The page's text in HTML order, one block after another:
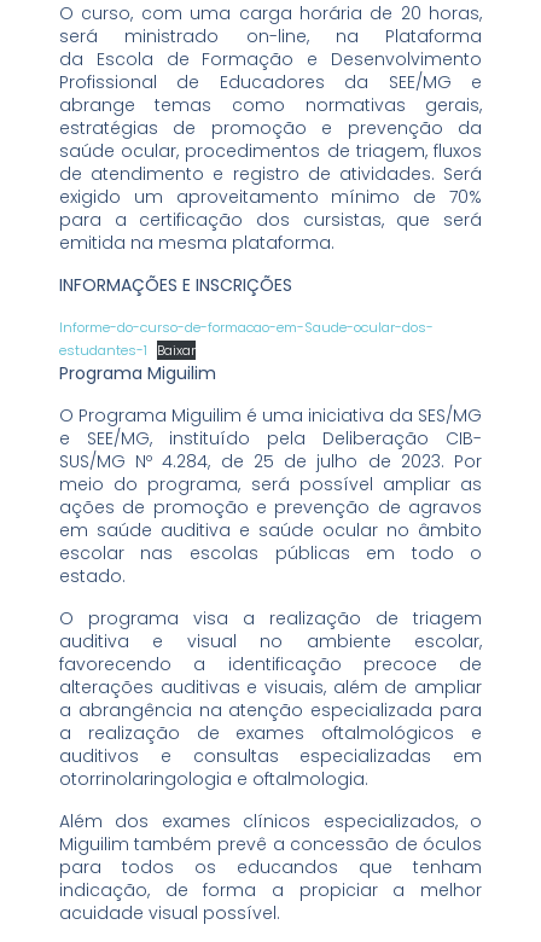
O curso, com uma carga horária de 20 horas,
será ministrado on-line, na Plataforma
da Escola de Formação e Desenvolvimento
Profissional de Educadores da SEE/MG e
abrange temas como normativas gerais,
estratégias de promoção e prevenção da
saúde ocular, procedimentos de triagem, fluxos
de atendimento e registro de atividades. Será
exigido um aproveitamento mínimo de 70%
para a certificação dos cursistas, que será
emitida na mesma plataforma.
INFORMAÇÕES E INSCRIÇÕES
Informe-do-curso-de-formacao-em-Saude-ocular-dos-
estudantes-1
Baixar
Programa Miguilim
O Programa Miguilim é uma iniciativa da SES/MG
e SEE/MG, instituído pela Deliberação CIB-
SUS/MG Nº 4.284, de 25 de julho de 2023. Por
meio do programa, será possível ampliar as
ações de promoção e prevenção de agravos
em saúde auditiva e saúde ocular no âmbito
escolar nas escolas públicas em todo o
estado.
O programa visa a realização de triagem
auditiva e visual no ambiente escolar,
favorecendo a identificação precoce de
alterações auditivas e visuais, além de ampliar
a abrangência na atenção especializada para
a realização de exames oftalmológicos e
auditivos e consultas especializadas em
otorrinolaringologia e oftalmologia.
Além dos exames clínicos especializados, o
Miguilim também prevê a concessão de óculos
para todos os educandos que tenham
indicação, de forma a propiciar a melhor
acuidade visual possível.